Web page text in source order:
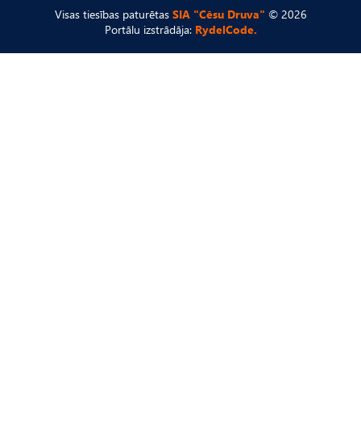
Visas tiesības paturētas SIA "Cēsu Druva" © 2026
Portālu izstrādāja: RydelCode.